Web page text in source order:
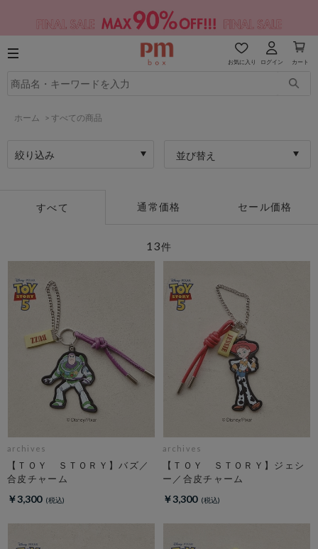
お気に入り ログイン カート
ホーム > すべての商品
絞り込み 並び替え
すべて 通常価格 セール価格
13件
archives
【ＴＯＹ ＳＴＯＲＹ】バズ／
合皮チャーム
￥3,300
archives
【ＴＯＹ ＳＴＯＲＹ】ジェシ
ー／合皮チャーム
￥3,300